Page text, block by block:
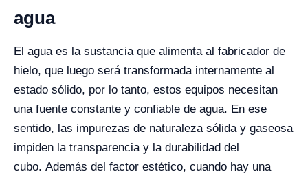
agua
El agua es la sustancia que alimenta al fabricador de
hielo, que luego será transformada internamente al
estado sólido, por lo tanto, estos equipos necesitan
una fuente constante y confiable de agua. En ese
sentido, las impurezas de naturaleza sólida y gaseosa
impiden la transparencia y la durabilidad del
cubo. Además del factor estético, cuando hay una